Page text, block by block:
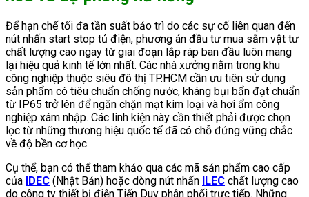
Để hạn chế tối đa tần suất bảo trì do các sự cố liên quan đến
nút nhấn start stop tủ điện, phương án đầu tư mua sắm vật tư
chất lượng cao ngay từ giai đoạn lắp ráp ban đầu luôn mang
lại hiệu quả kinh tế lớn nhất. Các nhà xưởng nằm trong khu
công nghiệp thuộc siêu đô thị TP.HCM cần ưu tiên sử dụng
sản phẩm có tiêu chuẩn chống nước, kháng bụi bẩn đạt chuẩn
từ IP65 trở lên để ngăn chặn mạt kim loại và hơi ẩm công
nghiệp xâm nhập. Các linh kiện này cần thiết phải được chọn
lọc từ những thương hiệu quốc tế đã có chỗ đứng vững chắc
về độ bền cơ học.
Cụ thể, bạn có thể tham khảo qua các mã sản phẩm cao cấp
của IDEC (Nhật Bản) hoặc dòng nút nhấn ILEC chất lượng cao
do công ty thiết bị điện Tiến Duy phân phối trực tiếp. Những